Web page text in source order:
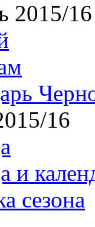
2015/16
16
и
сезона